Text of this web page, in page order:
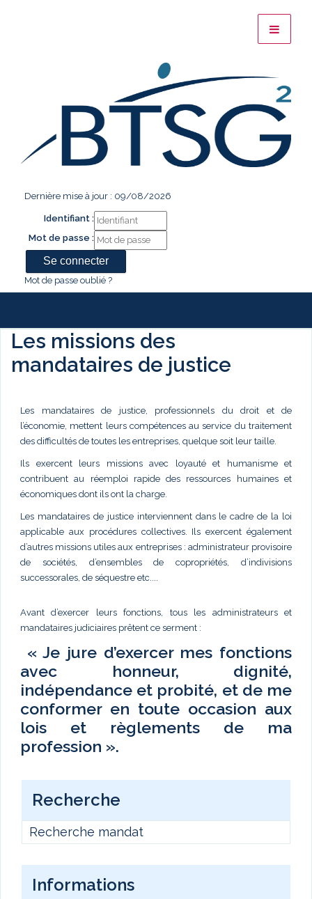
Dernière mise à jour : 09/08/2026
Identifiant :
Mot de passe :
Mot de passe oublié ?
Les missions des
mandataires de justice
Les mandataires de justice, professionnels du droit et de
l’économie, mettent leurs compétences au service du traitement
des difficultés de toutes les entreprises, quelque soit leur taille.
Ils exercent leurs missions avec loyauté et humanisme et
contribuent au réemploi rapide des ressources humaines et
économiques dont ils ont la charge.
Les mandataires de justice interviennent dans le cadre de la loi
applicable aux procédures collectives. Ils exercent également
d’autres missions utiles aux entreprises : administrateur provisoire
de sociétés, d’ensembles de copropriétés, d’indivisions
successorales, de séquestre etc....
Avant d’exercer leurs fonctions, tous les administrateurs et
mandataires judiciaires prêtent ce serment :
« Je jure d’exercer mes fonctions
avec honneur, dignité,
indépendance et probité, et de me
conformer en toute occasion aux
lois et règlements de ma
profession ».
Recherche
Recherche mandat
Informations